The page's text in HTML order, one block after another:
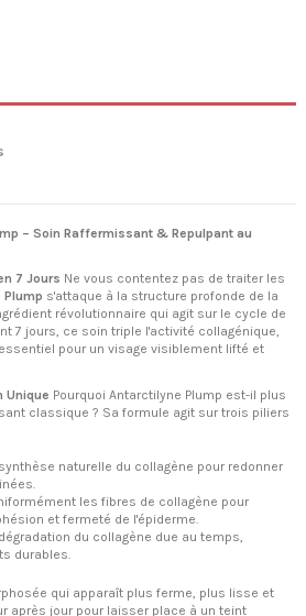
– Soin Raffermissant & Repulpant au
7 Jours Ne vous contentez pas de traiter les
Plump s'attaque à la structure profonde de la
révolutionnaire qui agit sur le cycle de
7 jours, ce soin triple l'activité collagénique,
pour un visage visiblement lifté et
Unique Pourquoi Antarctilyne Plump est-il plus
classique ? Sa formule agit sur trois piliers
naturelle du collagène pour redonner
les fibres de collagène pour
et fermeté de l'épiderme.
du collagène due au temps,
durables.
qui apparaît plus ferme, plus lisse et
après jour pour laisser place à un teint